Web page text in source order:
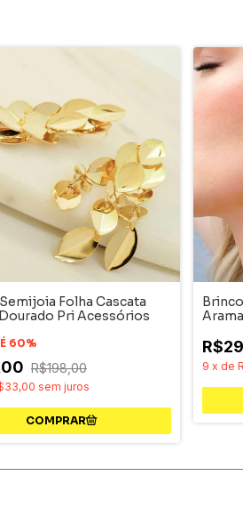
Folha Cascata
Pri Acessórios
60%
R$198,00
sem juros
9 x de